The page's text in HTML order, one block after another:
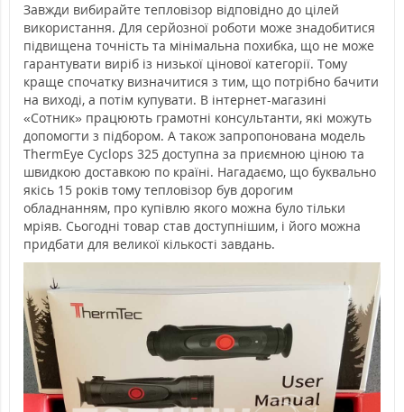
Завжди вибирайте тепловізор відповідно до цілей
використання. Для серйозної роботи може знадобитися
підвищена точність та мінімальна похибка, що не може
гарантувати виріб із низької цінової категорії. Тому
краще спочатку визначитися з тим, що потрібно бачити
на виході, а потім купувати. В інтернет-магазині
«Сотник» працюють грамотні консультанти, які можуть
допомогти з підбором. А також запропонована модель
ThermEye Cyclops 325 доступна за приємною ціною та
швидкою доставкою по країні. Нагадаємо, що буквально
якісь 15 років тому тепловізор був дорогим
обладнанням, про купівлю якого можна було тільки
мріяв. Сьогодні товар став доступнішим, і його можна
придбати для великої кількості завдань.